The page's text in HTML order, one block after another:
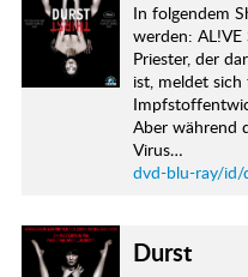
In folgendem
werden:
Priester, der
ist, meldet
Aber während
Virus…
dvd-blu-ray/
Durst